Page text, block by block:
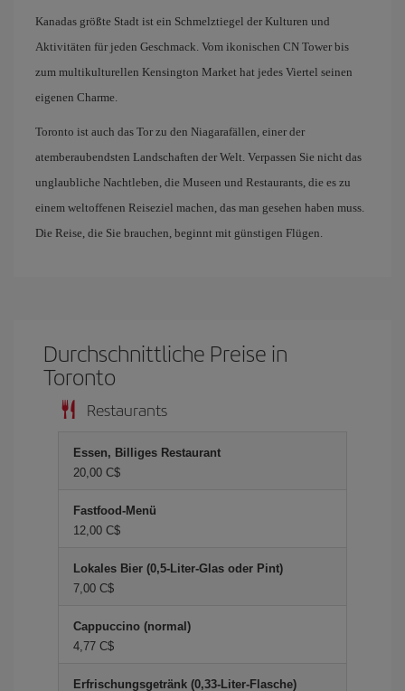
Kanadas größte Stadt ist ein Schmelztiegel der Kulturen und
Aktivitäten für jeden Geschmack. Vom ikonischen CN Tower bis
zum multikulturellen Kensington Market hat jedes Viertel seinen
eigenen Charme.
Toronto ist auch das Tor zu den Niagarafällen, einer der
atemberaubendsten Landschaften der Welt. Verpassen Sie nicht das
unglaubliche Nachtleben, die Museen und Restaurants, die es zu
einem weltoffenen Reiseziel machen, das man gesehen haben muss.
Die Reise, die Sie brauchen, beginnt mit günstigen Flügen.
Durchschnittliche Preise in
Toronto
Restaurants
Essen, Billiges Restaurant
20,00 C$
Fastfood-Menü
12,00 C$
Lokales Bier (0,5-Liter-Glas oder Pint)
7,00 C$
Cappuccino (normal)
4,77 C$
Erfrischungsgetränk (0,33-Liter-Flasche)